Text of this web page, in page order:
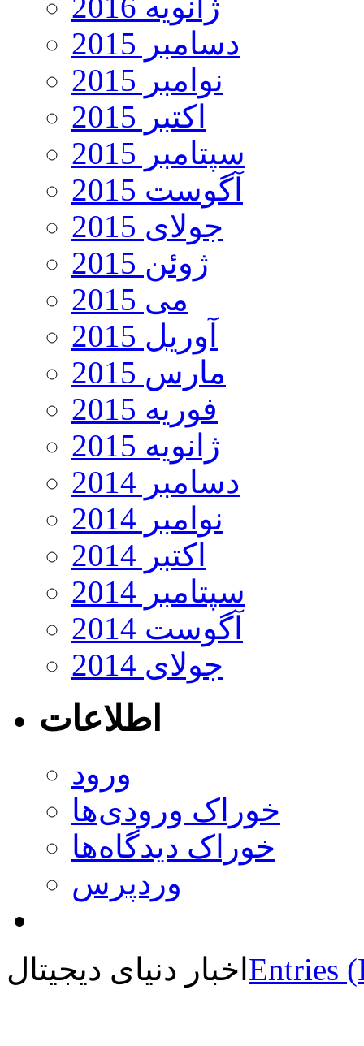
دسامبر 2015
نوامبر 2015
اکتبر 2015
سپتامبر 2015
آگوست 2015
جولای 2015
ژوئن 2015
می 2015
آوریل 2015
مارس 2015
فوریه 2015
ژانویه 2015
دسامبر 2014
نوامبر 2014
اکتبر 2014
سپتامبر 2014
آگوست 2014
جولای 2014
اطلاعات
ورود
خوراک ورودی‌ها
خوراک دیدگاه‌ها
وردپرس
اخبار دنیای دیجیتال Entries